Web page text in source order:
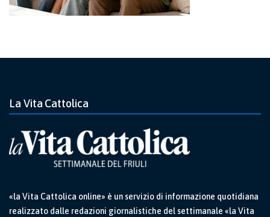
La Vita Cattolica
«la Vita Cattolica online» è un servizio di informazione quotidiana
realizzato dalle redazioni giornalistiche del settimanale «la Vita